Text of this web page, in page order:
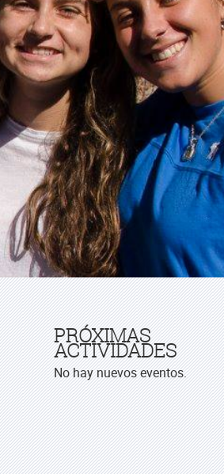
PRÓXIMAS
ACTIVIDADES
No hay nuevos eventos.